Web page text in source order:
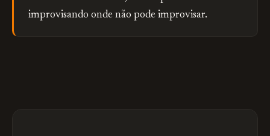
improvisando onde não pode improvisar.